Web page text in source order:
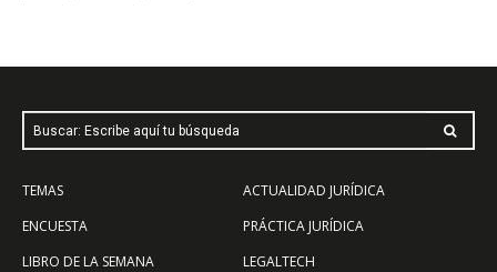
Buscar: Escribe aquí tu búsqueda
TEMAS
ENCUESTA
LIBRO DE LA SEMANA
ACTUALIDAD JURÍDICA
PRÁCTICA JURÍDICA
LEGALTECH